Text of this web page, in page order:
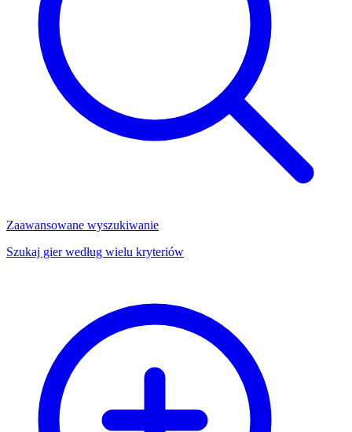
Zaawansowane wyszukiwanie
Szukaj gier według wielu kryteriów